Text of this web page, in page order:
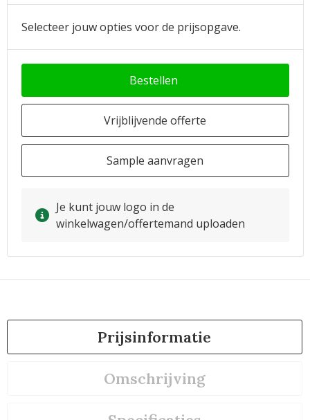
Selecteer jouw opties voor de prijsopgave.
Bestellen
Vrijblijvende offerte
Sample aanvragen
Je kunt jouw logo in de
winkelwagen/offertemand uploaden
Prijsinformatie
Omschrijving